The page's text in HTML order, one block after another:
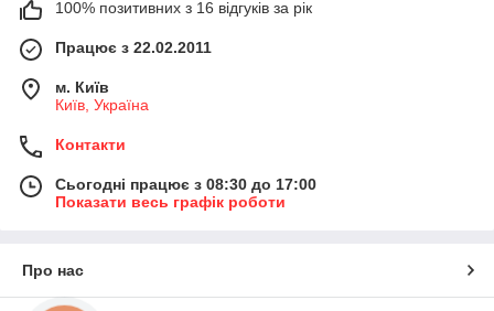
100% позитивних з 16 відгуків за рік
Працює з 22.02.2011
м. Київ
Київ, Україна
Контакти
Сьогодні працює з 08:30 до 17:00
Показати весь графік роботи
Про нас